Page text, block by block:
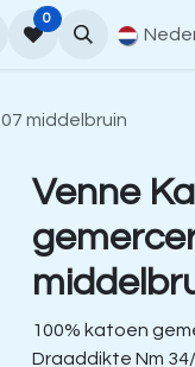
te bestellen
0
middelbruin
Venne
100% katoen
Draaddikte Nm 34/